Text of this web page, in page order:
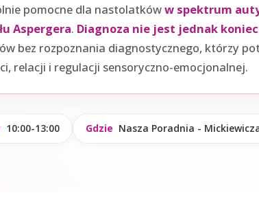
pomocne dla nastolatkóww spektrum
Aspergera. Diagnoza nie jest jednak
bez rozpoznania diagnostycznego, którzy
relacji i regulacji sensoryczno-emocjonalnej.
10:00-13:00 Gdzie Nasza Poradnia -